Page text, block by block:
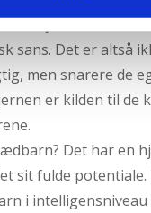
vi hjernen med
sans. Det er altså
men snarere de
er kilden til de
Det har en
sit fulde
i intelligensniveau